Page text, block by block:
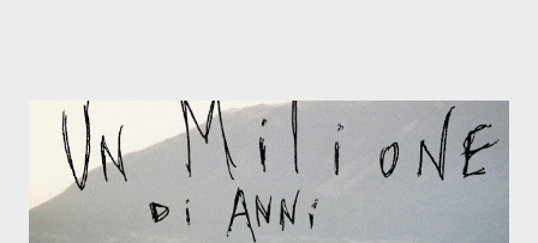
Dicevamo. Ed è da qui che il nostro inizia questo concept
musicale, con " Che ora è" , raccontando la separazione dalla
moglie, del senso di sconfitta e del caldo afoso che opprime,
giusta condizione di sopraffazione: "Non so che ora è, che giorno